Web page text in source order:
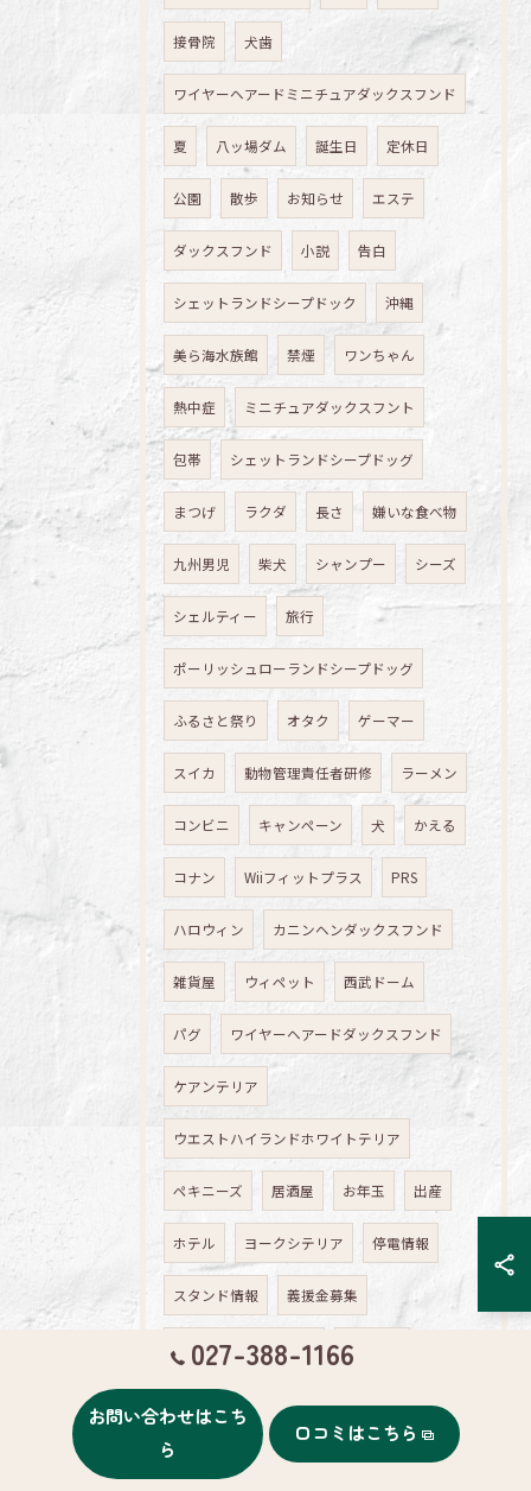
接骨院 犬歯
ワイヤーヘアードミニチュアダックスフンド
夏 八ッ場ダム 誕生日 定休日
公園 散歩 お知らせ エステ
ダックスフンド 小説 告白
シェットランドシープドック 沖縄
美ら海水族館 禁煙 ワンちゃん
熱中症 ミニチュアダックスフント
包帯 シェットランドシープドッグ
まつげ ラクダ 長さ 嫌いな食べ物
九州男児 柴犬 シャンプー シーズ
シェルティー 旅行
ポーリッシュローランドシープドッグ
ふるさと祭り オタク ゲーマー
スイカ 動物管理責任者研修 ラーメン
コンビニ キャンペーン 犬 かえる
コナン Wiiフィットプラス PRS
ハロウィン カニンヘンダックスフンド
雑貨屋 ウィペット 西武ドーム
パグ ワイヤーヘアードダックスフンド
ケアンテリア
ウエストハイランドホワイトテリア
ペキニーズ 居酒屋 お年玉 出産
ホテル ヨークシテリア 停電情報
スタンド情報 義援金募集
東北地方太平洋沖地震 動物支援
お花見 夏休み
027-388-1166
お問い合わせはこち
ら
口コミはこちら